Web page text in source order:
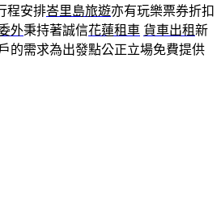
程安排峇里島旅遊亦有玩樂票券折扣
外秉持著誠信花蓮租車 貨車出租新
的需求為出發點公正立場免費提供